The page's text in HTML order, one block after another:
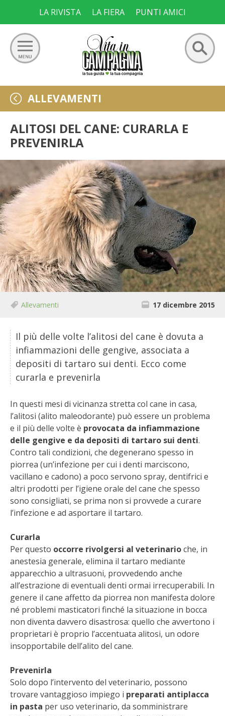
content
LA RIVISTA LA FIERA PUNTI AMICI
Ricerca
per:
GIARDINO
ORTO
FRUTTETO
VIGNETO
ALLEVAMENTI
BIODIVERSITÀ
CUCINA
PRODOTTI
FARFALLE DELLA CAMPAGNA
PICCOLO POLLAIO
STORIE DEI LETTORI
CONSERVARE LA FRUTTA
CONSERVE DELL’ORTO
FACEM
STIHL
BLUMEN
NOCCIOLA DI CALABRIA
PELLENC
MEDICINA DEI SEMPLICI
SCONTI NOVEMBRE
COMPO
HUSQVARNA
ZAPI GARDEN
BENZA
ALLEVAMENTI
ALITOSI DEL CANE: CURARLA E
PREVENIRLA
Allevamenti 17 dicembre 2015
Il più delle volte l’alitosi del cane è dovuta a
infiammazioni delle gengive, associata a
depositi di tartaro sui denti. Ecco come
curarla e prevenirla
In questi mesi di vicinanza stretta col cane in casa,
l’alitosi (alito maleodorante) può essere un problema
e il più delle volte è provocata da infiammazione
delle gengive e da depositi di tartaro sui denti.
Contro tali condizioni, che degenerano spesso in
piorrea (un’infezione per cui i denti marciscono,
vacillano e cadono) a poco servono spray, dentifrici e
altri prodotti per l’igiene orale del cane che spesso
sono consigliati, se prima non si provvede a curare
l’infezione e ad asportare il tartaro.
Curarla
Per questo occorre rivolgersi al veterinarioche, in
anestesia generale, elimina il tartaro mediante
apparecchio a ultrasuoni, provvedendo anche
all’estrazione di eventuali denti ormai irrecuperabili. In
genere il cane affetto da piorrea non manifesta dolore
né problemi masticatori finché la situazione in bocca
non diventa davvero disastrosa: quello che avvertono i
proprietari è proprio l’accentuata alitosi, un odore
insopportabile dell’alito del cane.
Prevenirla
Solo dopo l’intervento del veterinario, possono
trovare vantaggioso impiego i preparati antiplacca
in pasta per uso veterinario, da somministrare